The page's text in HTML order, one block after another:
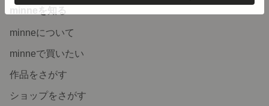
minneを知る
minneについて
minneで買いたい
作品をさがす
ショップをさがす